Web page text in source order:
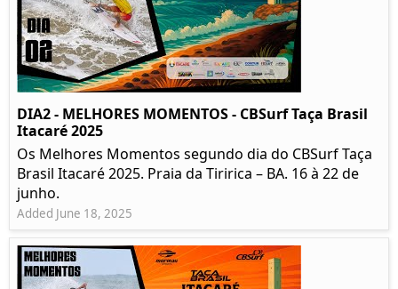
DIA2 - MELHORES MOMENTOS - CBSurf Taça Brasil
Itacaré 2025
Os Melhores Momentos segundo dia do CBSurf Taça
Brasil Itacaré 2025. Praia da Tiririca – BA. 16 à 22 de
junho.
Added June 18, 2025